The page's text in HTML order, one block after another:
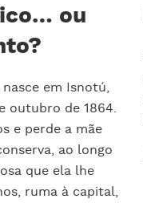
ou
em Isnotú,
outubro de 1864.
e perde a mãe
ao longo
que ela lhe
ruma à capital,